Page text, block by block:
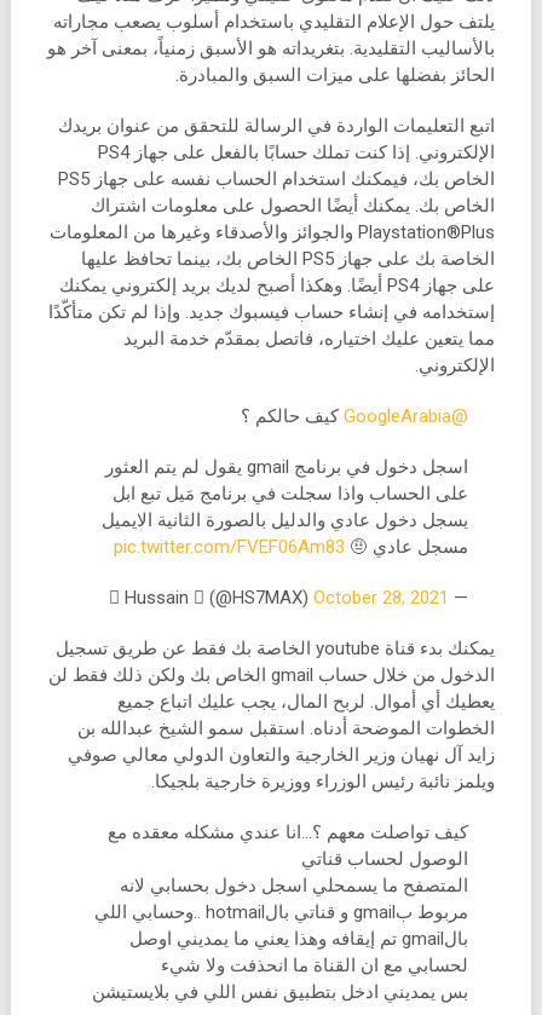
يلتف حول الإعلام التقليدي باستخدام أسلوب يصعب مجاراته
بالأساليب التقليدية. بتغريداته هو الأسبق زمنياً، بمعنى آخر هو
الحائز بفضلها على ميزات السبق والمبادرة.
اتبع التعليمات الواردة في الرسالة للتحقق من عنوان بريدك
الإلكتروني. إذا كنت تملك حسابًا بالفعل على جهاز PS4
الخاص بك، فيمكنك استخدام الحساب نفسه على جهاز PS5
الخاص بك. يمكنك أيضًا الحصول على معلومات اشتراك
Playstation®Plus والجوائز والأصدقاء وغيرها من المعلومات
الخاصة بك على جهاز PS5 الخاص بك، بينما تحافظ عليها
على جهاز PS4 أيضًا. وهكذا أصبح لديك بريد إلكتروني يمكنك
إستخدامه في إنشاء حساب فيسبوك جديد. وإذا لم تكن متأكّدًا
مما يتعين عليك اختياره، فاتصل بمقدّم خدمة البريد
الإلكتروني.
@GoogleArabia كيف حالكم ؟
اسجل دخول في برنامج gmail يقول لم يتم العثور
على الحساب واذا سجلت في برنامج مَيل تبع ابل
يسجل دخول عادي والدليل بالصورة الثانية الايميل
مسجل عادي 🤨 pic.twitter.com/FVEF06Am83
—  Hussain  (@HS7MAX)
October 28, 2021
يمكنك بدء قناة youtube الخاصة بك فقط عن طريق تسجيل
الدخول من خلال حساب gmail الخاص بك ولكن ذلك فقط لن
يعطيك أي أموال. لربح المال، يجب عليك اتباع جميع
الخطوات الموضحة أدناه. استقبل سمو الشيخ عبدالله بن
زايد آل نهيان وزير الخارجية والتعاون الدولي معالي صوفي
ويلمز نائبة رئيس الوزراء ووزيرة خارجية بلجيكا.
كيف تواصلت معهم ؟…انا عندي مشكله معقده مع
الوصول لحساب قناتي
المتصفح ما يسمحلي اسجل دخول بحسابي لانه
مربوط بgmail و قناتي بالhotmail ..وحسابي اللي
بالgmail تم إيقافه وهذا يعني ما يمديني اوصل
لحسابي مع ان القناة ما انحذفت ولا شيء
بس يمديني ادخل بتطبيق نفس اللي في بلايستيشن